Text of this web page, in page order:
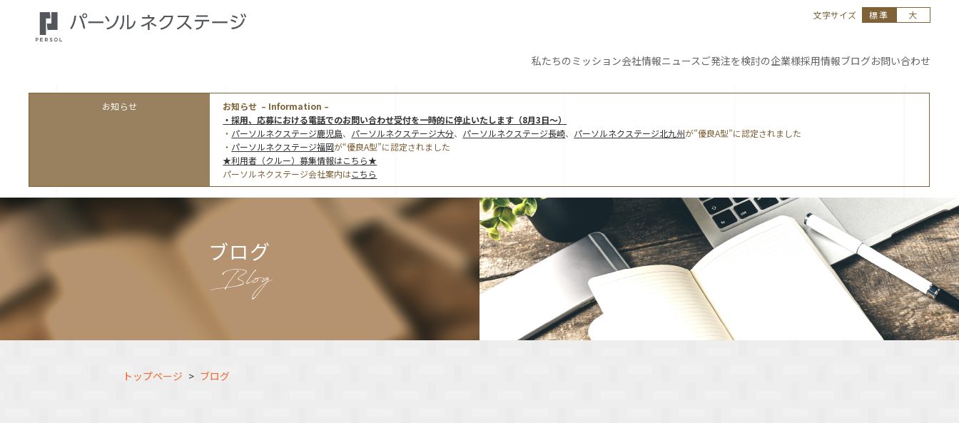
私たちの ミッション会社情報ニュース ご発注を検討の企業様採用情報ブログお問い合わせ
文字サイズ 標準 大
お知らせ
お知らせ – Information –
・採用、応募における電話でのお問い合わせ受付を一時的に停止いたします（8月3日～）
・ パーソルネクステージ鹿児島、 パーソルネクステージ大分、 パーソルネクステージ長崎、 パーソルネクステージ北九州が”優良A型”に認定されました
・ パーソルネクステージ福岡が“優良A型”に認定されました
★利用者（クルー）募集情報はこちら★
パーソルネクステージ会社案内はこちら
ブログ
トップページ ブログ